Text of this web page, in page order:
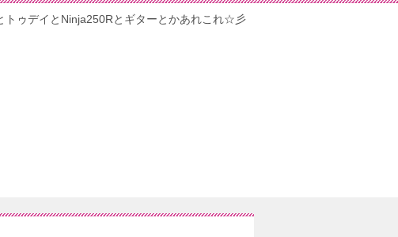
トゥデイとNinja250Rとギターとかあれこれ☆彡